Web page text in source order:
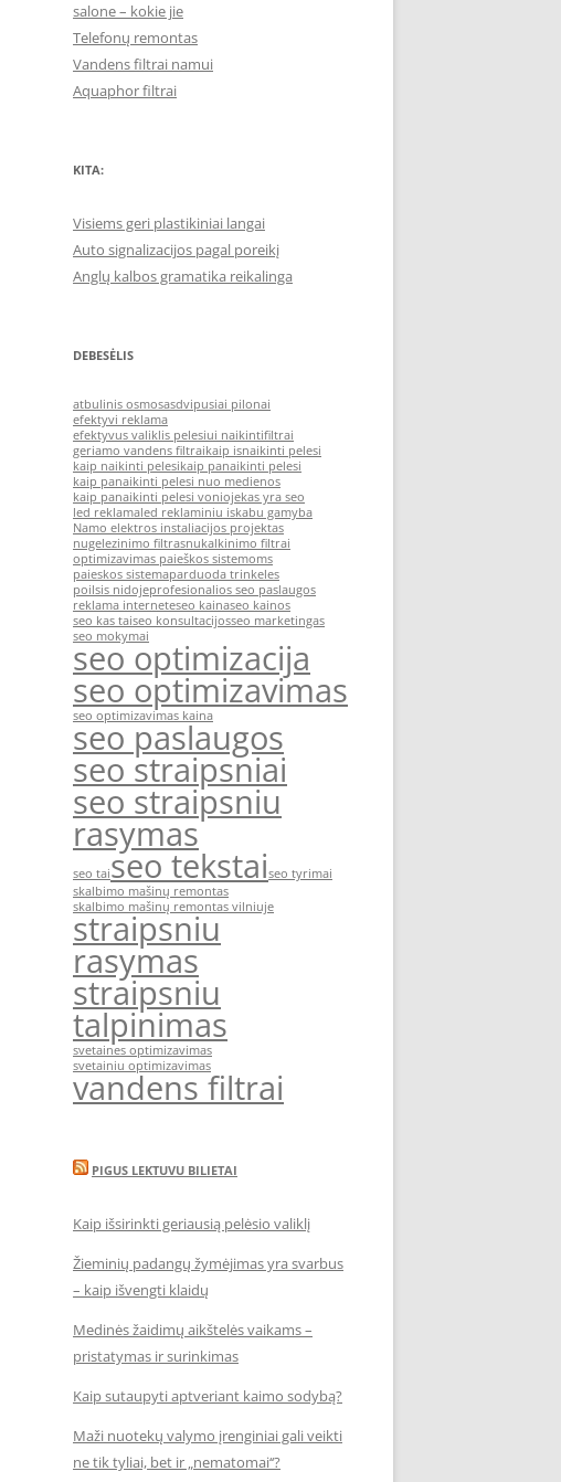
salone – kokie jie
Telefonų remontas
Vandens filtrai namui
Aquaphor filtrai
KITA:
Visiems geri plastikiniai langai
Auto signalizacijos pagal poreikį
Anglų kalbos gramatika reikalinga
DEBESĖLIS
atbulinis osmosasdvipusiai pilonai
efektyvi reklama
efektyvus valiklis pelesiui naikintifiltrai
geriamo vandens filtraikaip isnaikinti pelesi
kaip naikinti pelesikaip panaikinti pelesi
kaip panaikinti pelesi nuo medienos
kaip panaikinti pelesi voniojekas yra seo
led reklamaled reklaminiu iskabu gamyba
Namo elektros instaliacijos projektas
nugelezinimo filtrasnukalkinimo filtrai
optimizavimas paieškos sistemoms
paieskos sistemaparduoda trinkeles
poilsis nidojeprofesionalios seo paslaugos
reklama interneteseo kainaseo kainos
seo kas taiseo konsultacijosseo marketingas
seo mokymai
seo optimizacija
seo optimizavimas
seo optimizavimas kaina
seo paslaugos
seo straipsniai
seo straipsniu
rasymas
seo taiseo tekstaiseo tyrimai
skalbimo mašinų remontas
skalbimo mašinų remontas vilniuje
straipsniu
rasymas
straipsniu
talpinimas
svetaines optimizavimas
svetainiu optimizavimas
vandens filtrai
PIGUS LEKTUVU BILIETAI
Kaip išsirinkti geriausią pelėsio valiklį
Žieminių padangų žymėjimas yra svarbus
– kaip išvengti klaidų
Medinės žaidimų aikštelės vaikams –
pristatymas ir surinkimas
Kaip sutaupyti aptveriant kaimo sodybą?
Maži nuotekų valymo įrenginiai gali veikti
ne tik tyliai, bet ir „nematomai‘‘?